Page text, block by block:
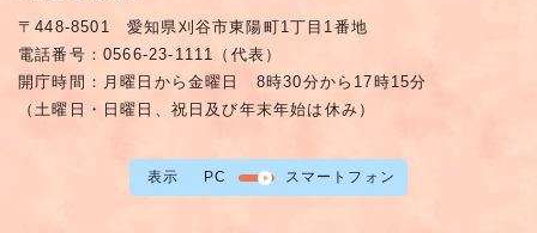
〒448-8501 愛知県刈谷市東陽町1丁目1番地
電話番号：0566-23-1111（代表）
開庁時間：月曜日から金曜日 8時30分から17時15分
（土曜日・日曜日、祝日及び年末年始は休み）
表示 PC スマートフォン